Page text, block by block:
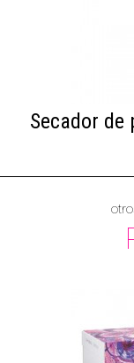
Secador